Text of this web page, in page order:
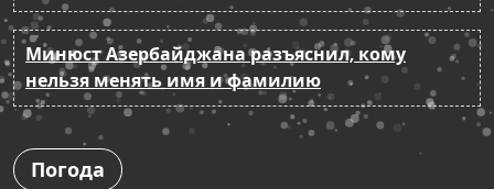
Минюст Азербайджана разъяснил, кому
нельзя менять имя и фамилию
Погода